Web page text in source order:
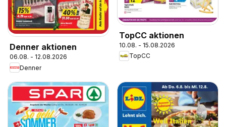
Denner aktionen
06.08. - 12.08.2026
Denner
TopCC aktionen
10.08. - 15.08.2026
TopCC